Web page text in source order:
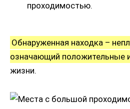
проходимостью.
Обнаруженная находка –
означающий положительные
жизни.